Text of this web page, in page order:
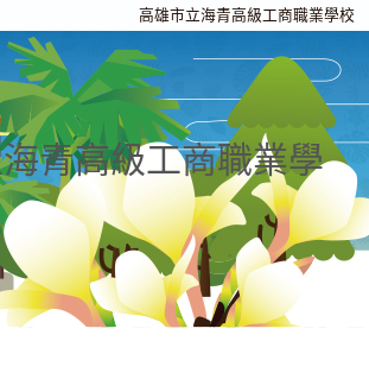
高雄市立海青高級工商職業學校
青高級工商職業學